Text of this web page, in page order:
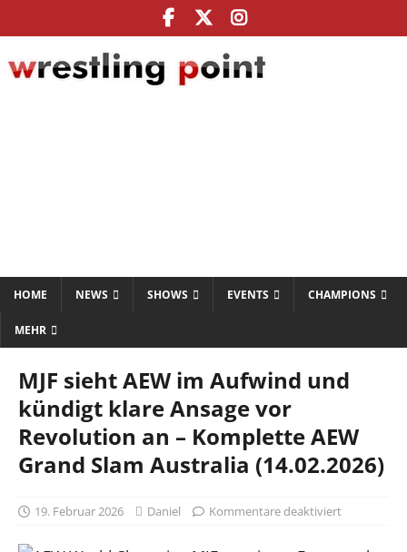
HOME NEWS SHOWS EVENTS CHAMPIONS
MEHR
MJF sieht AEW im Aufwind und
kündigt klare Ansage vor
Revolution an – Komplette AEW
Grand Slam Australia (14.02.2026)
19. Februar 2026 Daniel Kommentare deaktiviert